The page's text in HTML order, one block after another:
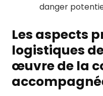
danger
Les aspects
logistiques
œuvre de la